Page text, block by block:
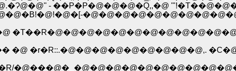
- ��P�P�@�@�@�Q,,�@
�@ �r�R::.�@�@�@�@�@�@�@�@�@,.